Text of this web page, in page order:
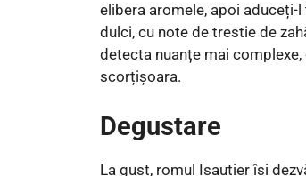
elibera aromele, apoi
dulci, cu note de trestie de
detecta nuanțe mai
scorțișoara.
Degustare
La gust, romul Isautier își